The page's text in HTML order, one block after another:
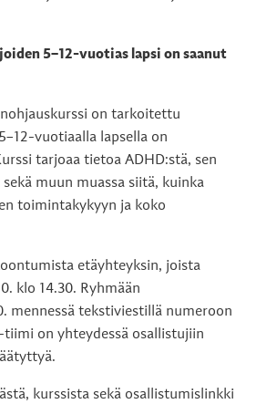
5–12-vuotias lapsi on saanut
on tarkoitettu
vuotiaalla lapsella on
tarjoaa tietoa ADHD:stä, sen
muun muassa siitä, kuinka
toimintakykyyn ja koko
etäyhteyksin, joista
klo 14.30. Ryhmään
mennessä tekstiviestillä numeroon
tiimi on yhteydessä osallistujiin
kurssista sekä osallistumislinkki